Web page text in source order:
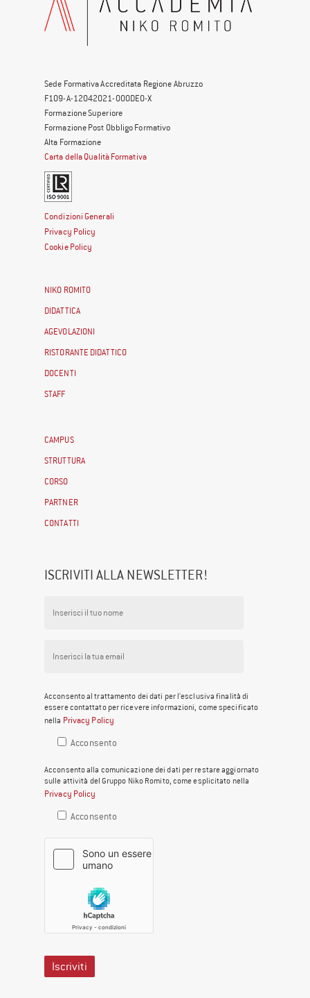
Sede Formativa Accreditata Regione Abruzzo
F109-A-12042021-000DE0-X
Formazione Superiore
Formazione Post Obbligo Formativo
Alta Formazione
Carta della Qualità Formativa
Condizioni Generali
Privacy Policy
Cookie Policy
NIKO ROMITO
DIDATTICA
AGEVOLAZIONI
RISTORANTE DIDATTICO
DOCENTI
STAFF
CAMPUS
STRUTTURA
CORSO
PARTNER
CONTATTI
ISCRIVITI ALLA NEWSLETTER!
Acconsento al trattamento dei dati per l'esclusiva finalità di
essere contattato per ricevere informazioni, come specificato
nella Privacy Policy
Acconsento
Acconsento alla comunicazione dei dati per restare aggiornato
sulle attività del Gruppo Niko Romito, come esplicitato nella
Privacy Policy
Acconsento